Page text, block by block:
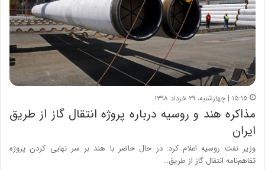
۱۵:۱۵ | چهارشنبه، ۲۹ خرداد ۱۳۹۸
مذاکره هند و روسیه درباره پروژه انتقال گاز از طریق
ایران
وزیر نفت روسیه اعلام کرد: در حال حاضر با هند بر سر نهایی کردن پروژه
تفاهم‌نامه انتقال گاز از طریق…